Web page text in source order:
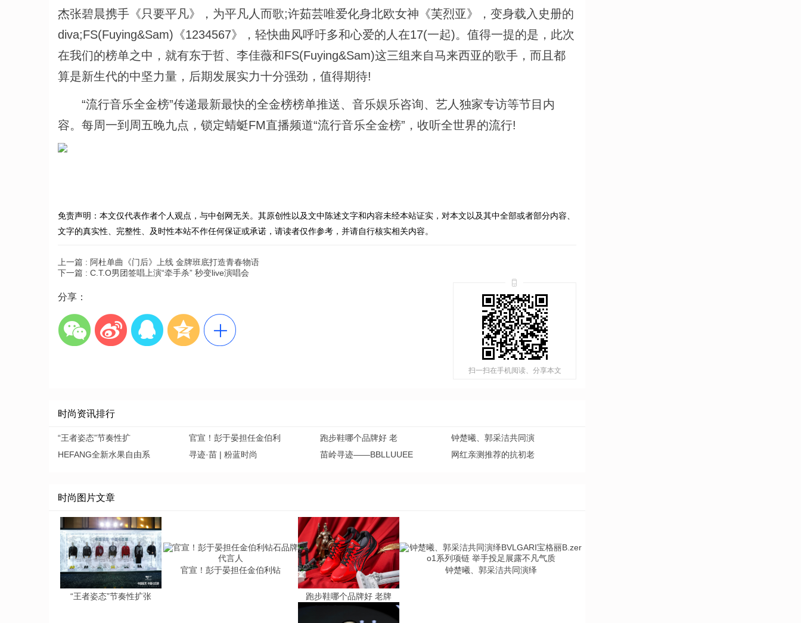
杰张碧晨携手《只要平凡》，为平凡人而歌;许茹芸唯爱化身北欧女神《芙烈亚》，变身载入史册的
diva;FS(Fuying&Sam)《1234567》，轻快曲风呼吁多和心爱的人在17(一起)。值得一提的是，此次
在我们的榜单之中，就有东于哲、李佳薇和FS(Fuying&Sam)这三组来自马来西亚的歌手，而且都
算是新生代的中坚力量，后期发展实力十分强劲，值得期待!
“流行音乐全金榜”传递最新最快的全金榜榜单推送、音乐娱乐咨询、艺人独家专访等节目内
容。每周一到周五晚九点，锁定蜻蜓FM直播频道“流行音乐全金榜”，收听全世界的流行!
免责声明：本文仅代表作者个人观点，与中创网无关。其原创性以及文中陈述文字和内容未经本站证实，对本文以及其中全部或者部分内容、
文字的真实性、完整性、及时性本站不作任何保证或承诺，请读者仅作参考，并请自行核实相关内容。
上一篇 : 阿杜单曲《门后》上线 金牌班底打造青春物语
下一篇 : C.T.O男团签唱上演“牵手杀” 秒变live演唱会
分享：
扫一扫在手机阅读、分享本文
时尚资讯排行
“王者姿态”节奏性扩 官宣！彭于晏担任金伯利 跑步鞋哪个品牌好 老
钟楚曦、郭采洁共同演
HEFANG全新水果自由系
寻迹·苗 | 粉蓝时尚 苗岭寻迹——BBLLUUEE 网红亲测推荐的抗初老
时尚图片文章
“王者姿态”节奏性扩张
官宣！彭于晏担任金伯利钻
跑步鞋哪个品牌好 老牌
钟楚曦、郭采洁共同演绎